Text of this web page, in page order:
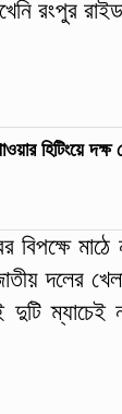
রংপুর
হিটিংয়ে
বিপক্ষে
দলের
দুটি ম্যাচেই